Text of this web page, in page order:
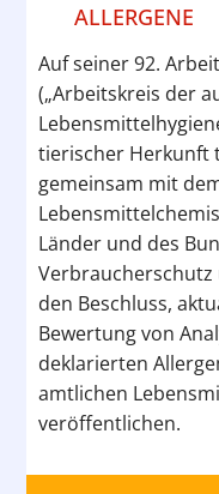
ALLERGENE
Auf seiner 92.
(„Arbeitskreis der
tierischer Herkunft
gemeinsam mit
Länder und des
Verbraucherschutz
den Beschluss,
Bewertung von
deklarierten
amtlichen
veröffentlichen.